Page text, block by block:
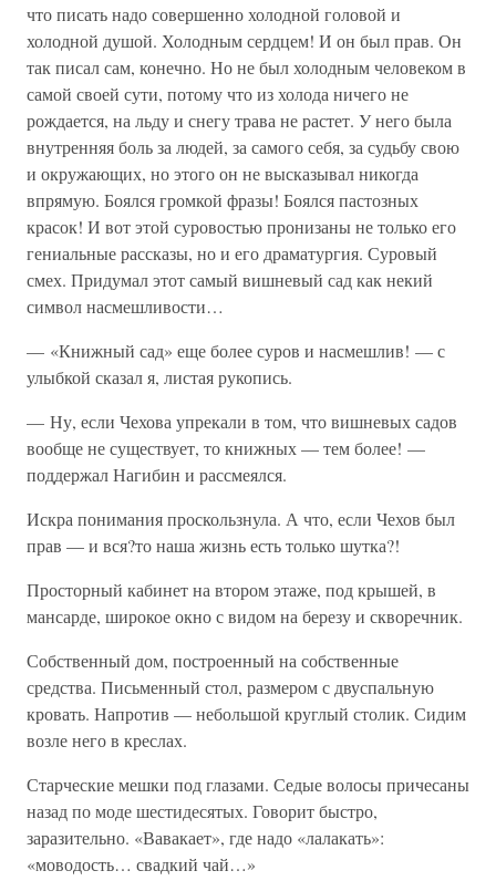
что писать надо совершенно холодной головой и
холодной душой. Холодным сердцем! И он был прав. Он
так писал сам, конечно. Но не был холодным человеком в
самой своей сути, потому что из холода ничего не
рождается, на льду и снегу трава не растет. У него была
внутренняя боль за людей, за самого себя, за судьбу свою
и окружающих, но этого он не высказывал никогда
впрямую. Боялся громкой фразы! Боялся пастозных
красок! И вот этой суровостью пронизаны не только его
гениальные рассказы, но и его драматургия. Суровый
смех. Придумал этот самый вишневый сад как некий
символ насмешливости…
— «Книжный сад» еще более суров и насмешлив! — с
улыбкой сказал я, листая рукопись.
— Ну, если Чехова упрекали в том, что вишневых садов
вообще не существует, то книжных — тем более! —
поддержал Нагибин и рассмеялся.
Искра понимания проскользнула. А что, если Чехов был
прав — и вся?то наша жизнь есть только шутка?!
Просторный кабинет на втором этаже, под крышей, в
мансарде, широкое окно с видом на березу и скворечник.
Собственный дом, построенный на собственные
средства. Письменный стол, размером с двуспальную
кровать. Напротив — небольшой круглый столик. Сидим
возле него в креслах.
Старческие мешки под глазами. Седые волосы причесаны
назад по моде шестидесятых. Говорит быстро,
заразительно. «Вавакает», где надо «лалакать»:
«моводость… свадкий чай…»